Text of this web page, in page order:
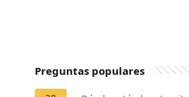
Preguntas populares